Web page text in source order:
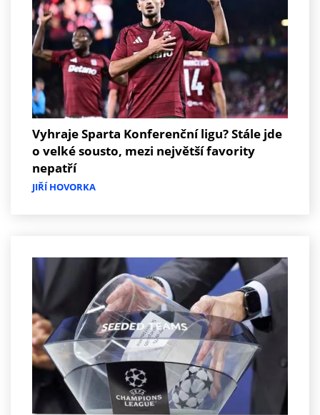
Vyhraje Sparta Konferenční ligu? Stále jde
o velké sousto, mezi největší favority
nepatří
JIŘÍ HOVORKA